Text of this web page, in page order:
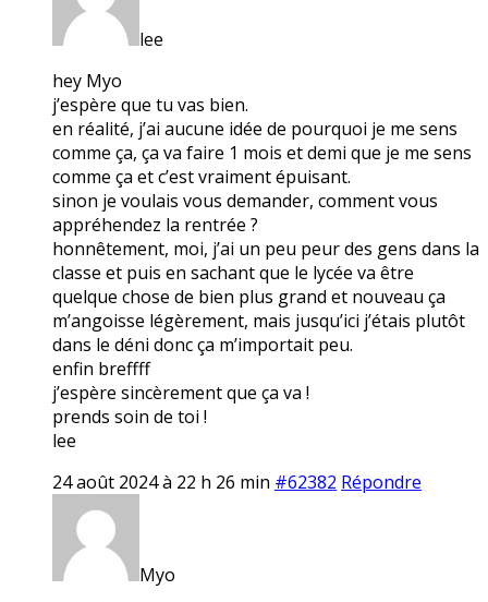
lee
hey Myo
j’espère que tu vas bien.
en réalité, j’ai aucune idée de pourquoi je me sens
comme ça, ça va faire 1 mois et demi que je me sens
comme ça et c’est vraiment épuisant.
sinon je voulais vous demander, comment vous
appréhendez la rentrée ?
honnêtement, moi, j’ai un peu peur des gens dans la
classe et puis en sachant que le lycée va être
quelque chose de bien plus grand et nouveau ça
m’angoisse légèrement, mais jusqu’ici j’étais plutôt
dans le déni donc ça m’importait peu.
enfin breffff
j’espère sincèrement que ça va !
prends soin de toi !
lee
24 août 2024 à 22 h 26 min #62382 Répondre
Myo